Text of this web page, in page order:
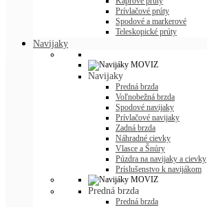
Prívlačové prúty
Spodové a markerové
Teleskopické prúty
Navijaky
Navijaky
Predná brzda
Voľnobežná brzda
Spodové navijaky
Prívlačové navijaky
Zadná brzda
Náhradné cievky
Vlasce a Šnúry
Púzdra na navijaky a cievky
Príslušenstvo k navijákom
Predná brzda
Predná brzda